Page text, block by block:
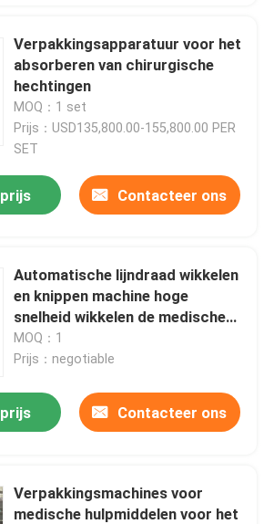
met ons op
Verpakkende Machines
die Machine maken
Verpakkingsapparatuur voor het
absorberen van chirurgische
hechtingen
MOQ：1 set
Prijs：USD135,800.00-155,800.00 PER
SET
Contacteer ons
Automatische lijndraad wikkelen
en knippen machine hoge
snelheid wikkelen de medische
draad zeer betaalbaar één kleine
set automatische apparatuur
binding
MOQ：1
Prijs：negotiable
Contacteer ons
Verpakkingsmachines voor
medische hulpmiddelen voor het